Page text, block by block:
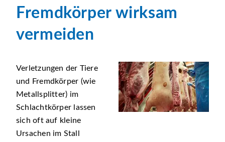
Fremdkörper wirksam
vermeiden
Verletzungen der Tiere
und Fremdkörper (wie
Metallsplitter) im
Schlachtkörper lassen
sich oft auf kleine
Ursachen im Stall